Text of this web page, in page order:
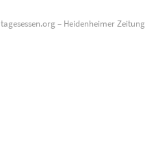
tagesessen.org– Heidenheimer Zeitung